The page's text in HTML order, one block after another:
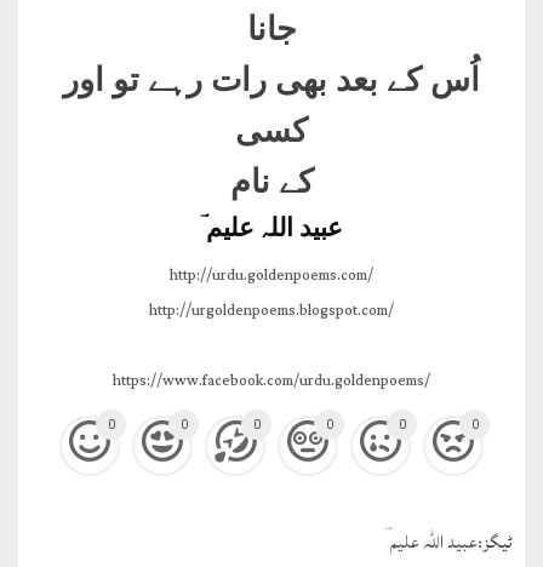
جانا
اُس کے بعد بھی رات رہے تو اور
کسی
کے نام
عبید اللہ علیم ؔ
http://urdu.goldenpoems.com/
http://urgoldenpoems.blogspot.com/
https://www.facebook.com/urdu.goldenpoems/
0 0 0 0 0 0
ٹيگز:عبید اللہ علیم ؔ